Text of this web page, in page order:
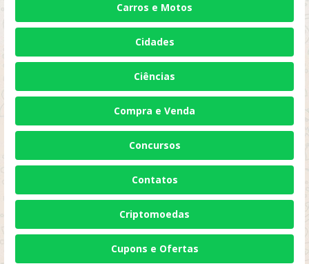
Carros e Motos
Cidades
Ciências
Compra e Venda
Concursos
Contatos
Criptomoedas
Cupons e Ofertas